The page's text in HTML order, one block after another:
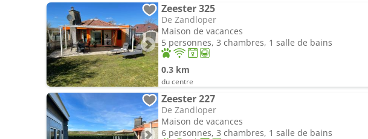
Zeester 325
De Zandloper
Maison de vacances
5 personnes, 3 chambres, 1 salle de bains
0.3 km
du centre
Zeester 227
De Zandloper
Maison de vacances
6 personnes, 3 chambres, 1 salle de bains